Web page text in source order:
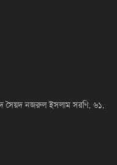
সৈয়দ নজরুল ইসলাম সরণি, ৬১,